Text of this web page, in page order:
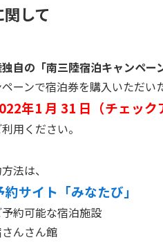
して
自の「南三陸宿泊キャンペー
ーンで宿泊券を購入いただい
年1 月 31 日（チェック
用ください。
法は、
サイト「みなたび」
約可能な宿泊施設
んさん館